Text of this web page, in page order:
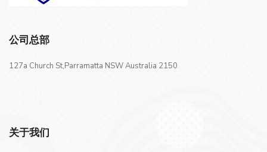
公司总部
127a Church St,Parramatta NSW Australia 2150
关于我们